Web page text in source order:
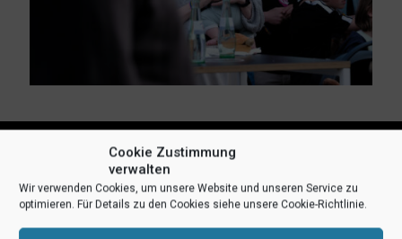
Cookie Zustimmung
verwalten
Wir verwenden Cookies, um unsere Website und unseren Service zu
optimieren. Für Details zu den Cookies siehe unsere Cookie-Richtlinie.